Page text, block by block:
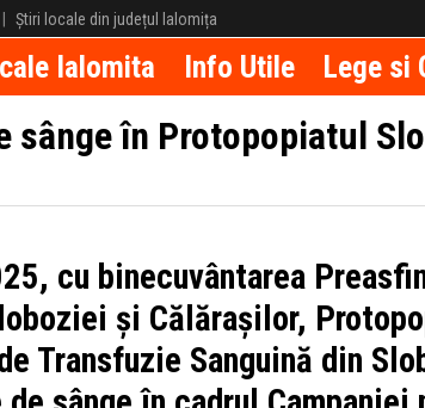
| Știri locale din județul Ialomița
Ialomita Info Utile Lege si
sânge în Protopopiatul
cu binecuvântarea
și Călărașilor,
Transfuzie Sanguină din